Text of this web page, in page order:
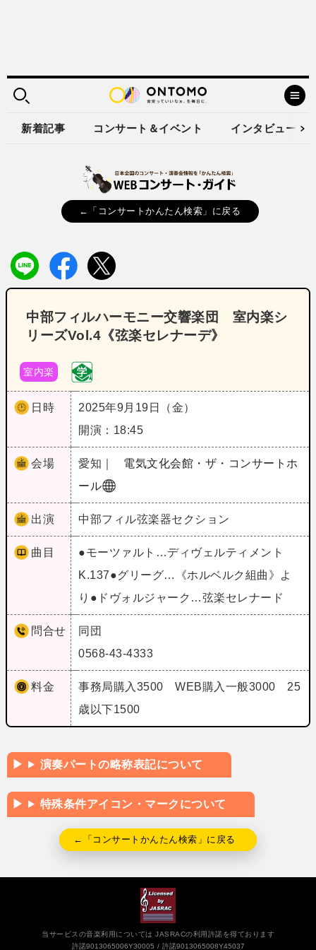
新着記事 コンサート＆イベント インタビュー
←「コンサートかんたん検索」に戻る
中部フィルハーモニー交響楽団 室内楽シ
リーズVol.4《弦楽セレナーデ》
室内楽
日時
2025年9月19日（金）
開演：18:45
会場 愛知｜
電気文化会館・ザ・コンサートホ
ール
出演 中部フィル弦楽器セクション
曲目
●モーツァルト…ディヴェルティメント
K.137●グリーグ…《ホルベルク組曲》よ
り●ドヴォルジャーク…弦楽セレナード
問合せ
同団
0568-43-4333
料金
事務局購入3500 WEB購入一般3000 25
歳以下1500
演奏パートの略称表記について
特殊条件アイコン・マークについて
←「コンサートかんたん検索」に戻る
当サービスの音楽利用については JASRACの利用許諾を得ております
許諾9013065006Y30005
許諾9013065008Y45037